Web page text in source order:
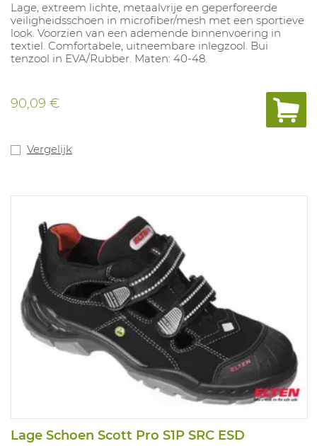
Lage, extreem lichte, metaalvrije en geperforeerde
veiligheidsschoen in microfiber/mesh met een sportieve
look. Voorzien van een ademende binnenvoering in
textiel. Comfortabele, uitneembare inlegzool. Bui
tenzool in EVA/Rubber. Maten: 40-48.
90,09 €
Vergelijk
Lage Schoen Scott Pro S1P SRC ESD